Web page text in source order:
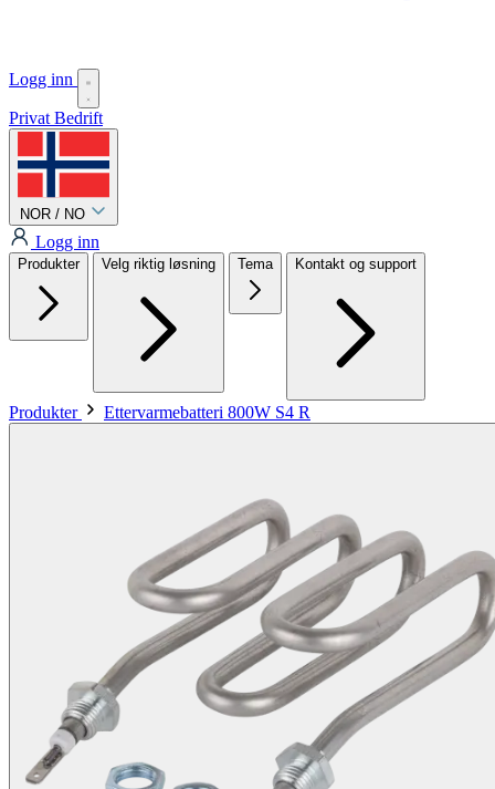
Logg inn
Privat Bedrift
NOR / NO
Logg inn
Produkter Velg riktig løsning Tema Kontakt og support
Produkter Ettervarmebatteri 800W S4 R